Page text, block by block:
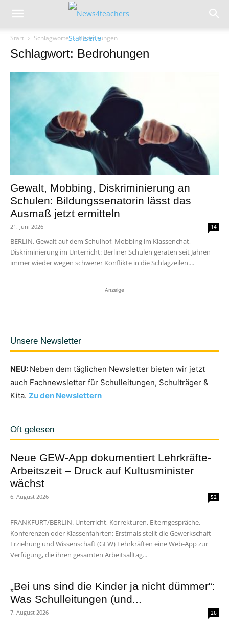
Start Schlagworte Bedrohungen
Schlagwort: Bedrohungen
Gewalt, Mobbing, Diskriminierung an
Schulen: Bildungssenatorin lässt das
Ausmaß jetzt ermitteln
21. Juni 2026 14
BERLIN. Gewalt auf dem Schulhof, Mobbing im Klassenchat,
Diskriminierung im Unterricht: Berliner Schulen geraten seit Jahren
immer wieder wegen schwerer Konflikte in die Schlagzeilen....
Anzeige
Unsere Newsletter
NEU: Neben dem täglichen Newsletter bieten wir jetzt
auch Fachnewsletter für Schulleitungen, Schulträger &
Kita. Zu den Newslettern
Oft gelesen
Neue GEW-App dokumentiert Lehrkräfte-
Arbeitszeit – Druck auf Kultusminister
wächst
6. August 2026 52
FRANKFURT/BERLIN. Unterricht, Korrekturen, Elterngespräche,
Konferenzen oder Klassenfahrten: Erstmals stellt die Gewerkschaft
Erziehung und Wissenschaft (GEW) Lehrkräften eine Web-App zur
Verfügung, die ihren gesamten Arbeitsalltag...
„Bei uns sind die Kinder ja nicht dümmer“:
Was Schulleitungen (und...
7. August 2026 26